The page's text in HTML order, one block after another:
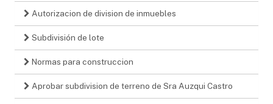
Autorizacion de division de inmuebles
Subdivisión de lote
Normas para construccion
Aprobar subdivision de terreno de Sra Auzqui Castro